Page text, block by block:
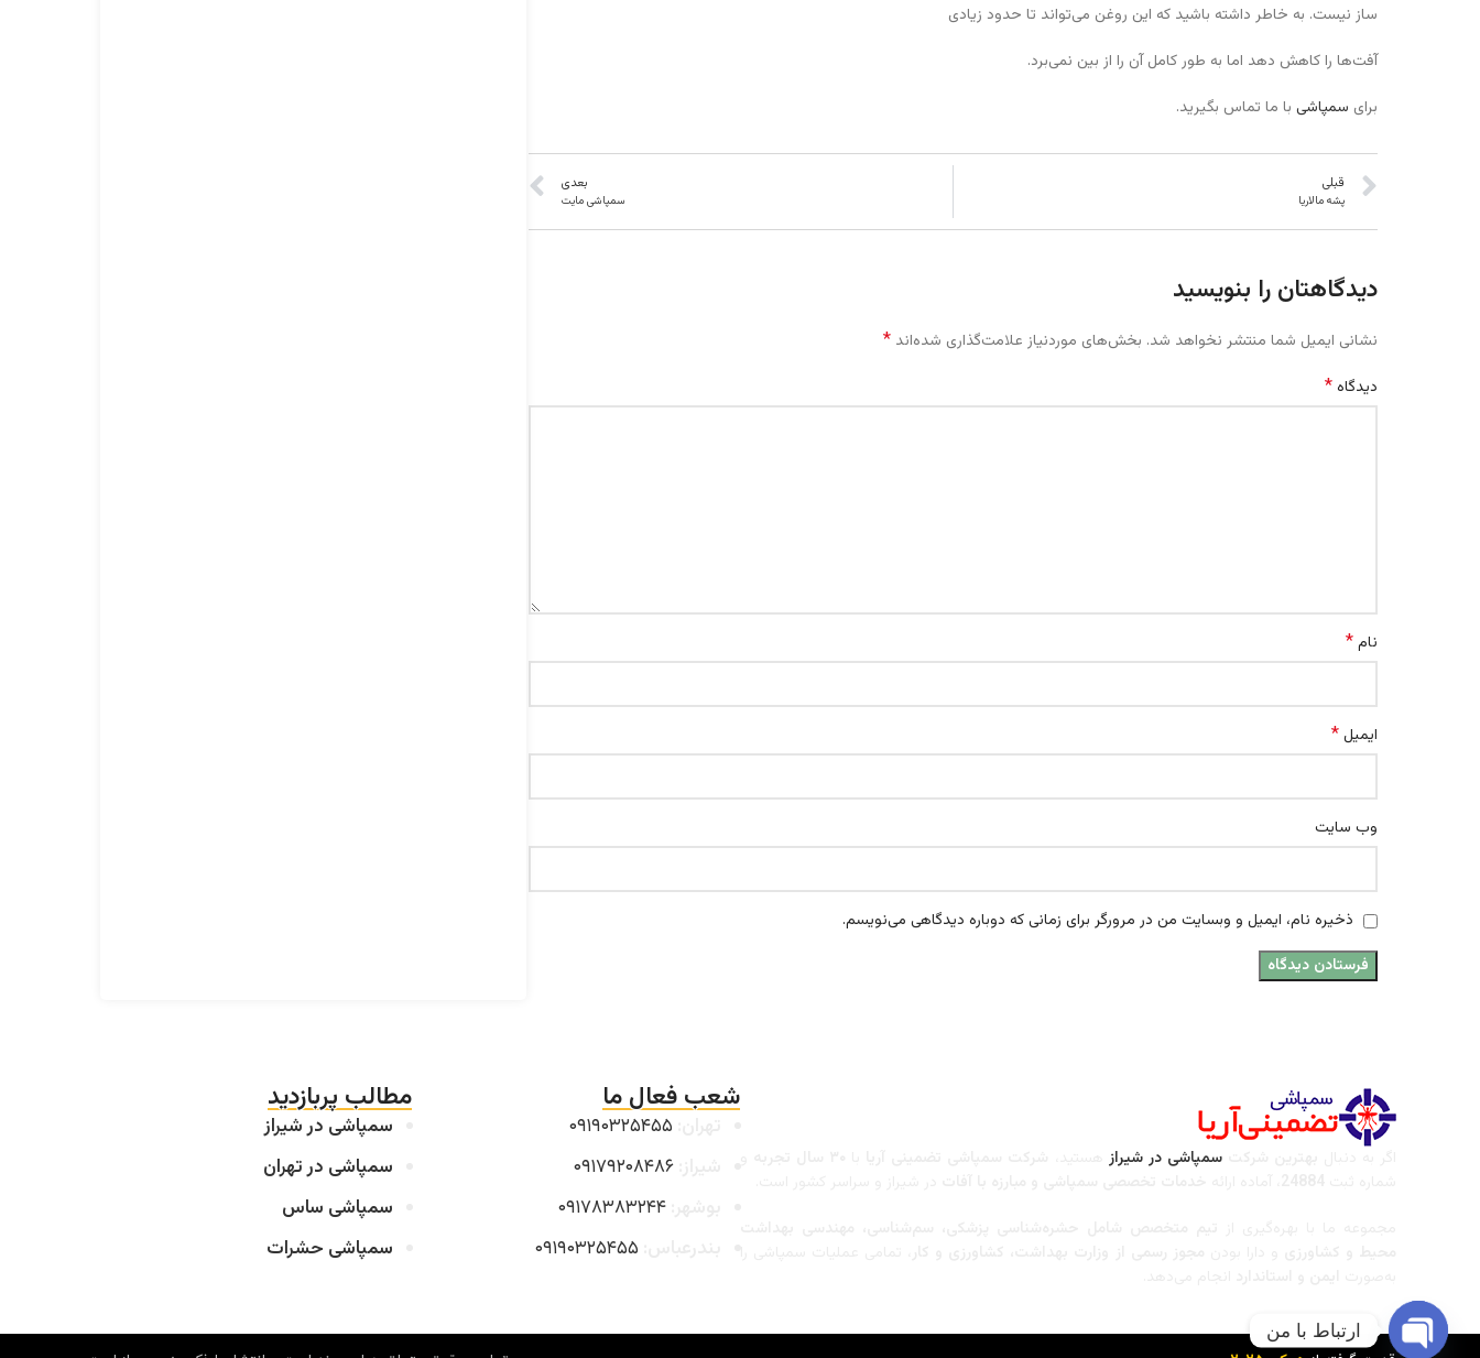
ساز نیست. به خاطر داشته باشید که این روغن می‌تواند تا حدود زیادی
آفت‌ها را کاهش دهد اما به طور کامل آن را از بین نمی‌برد.
برای سمپاشی با ما تماس بگیرید.
قبلی
پشه مالاریا
بعدی
سمپاشی مایت
دیدگاهتان را بنویسید
نشانی ایمیل شما منتشر نخواهد شد. بخش‌های موردنیاز علامت‌گذاری شده‌اند *
دیدگاه*
نام*
ایمیل*
وب‌ سایت
ذخیره نام، ایمیل و وبسایت من در مرورگر برای زمانی که دوباره دیدگاهی می‌نویسم.
بهترین شرکتسمپاشی در شیراز
شعب فعال ما
۰۹۱۹۰۳۲۵۴۵۵
۰۹۱۷۹۲۰۸۴۸۶
۰۹۱۷۸۳۸۳۲۴۴
۰۹۱۹۰۳۲۵۴۵۵
مطالب پربازدید
سمپاشی در شیراز
سمپاشی در تهران
سمپاشی ساس
سمپاشی حشرات
ارتباط با من